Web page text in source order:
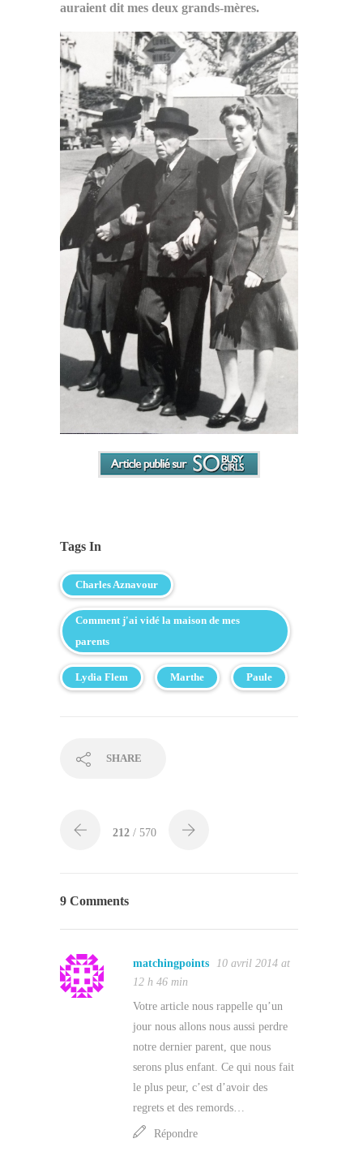
auraient dit mes deux grands-mères.
Tags In
Charles Aznavour
Comment j'ai vidé la maison de mes
parents
Lydia Flem Marthe Paule
SHARE
212 / 570
9 Comments
matchingpoints
10 avril 2014 at
12 h 46 min
Votre article nous rappelle qu’un
jour nous allons nous aussi perdre
notre dernier parent, que nous
serons plus enfant. Ce qui nous fait
le plus peur, c’est d’avoir des
regrets et des remords…
Répondre